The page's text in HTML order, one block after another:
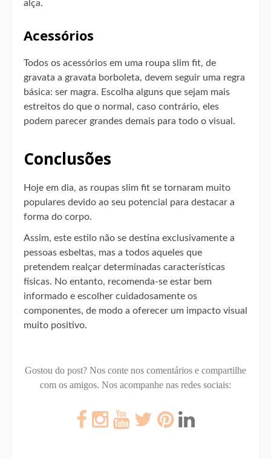
alça.
Acessórios
Todos os acessórios em uma roupa slim fit, de
gravata a gravata borboleta, devem seguir uma regra
básica: ser magra. Escolha alguns que sejam mais
estreitos do que o normal, caso contrário, eles
podem parecer grandes demais para todo o visual.
Conclusões
Hoje em dia, as roupas slim fit se tornaram muito
populares devido ao seu potencial para destacar a
forma do corpo.
Assim, este estilo não se destina exclusivamente a
pessoas esbeltas, mas a todos aqueles que
pretendem realçar determinadas características
físicas. No entanto, recomenda-se estar bem
informado e escolher cuidadosamente os
componentes, de modo a oferecer um impacto visual
muito positivo.
Gostou do post? Nos conte nos comentários e compartilhe
com os amigos. Nos acompanhe nas redes sociais: